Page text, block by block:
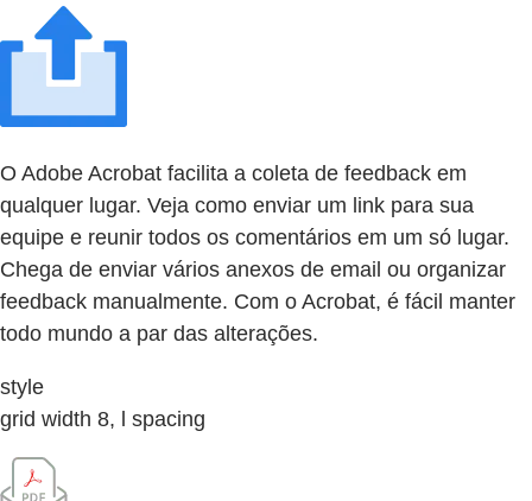
O Adobe Acrobat facilita a coleta de feedback em
qualquer lugar. Veja como enviar um link para sua
equipe e reunir todos os comentários em um só lugar.
Chega de enviar vários anexos de email ou organizar
feedback manualmente. Com o Acrobat, é fácil manter
todo mundo a par das alterações.
style
grid width 8, l spacing